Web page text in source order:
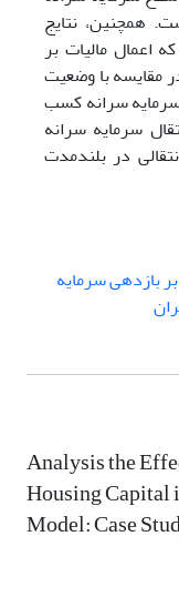
است. همچنین، نتایج
اعمال مالیات بر
با نرخ 4 درصد در مقایسه با وضعیت
سرمایه سرانه کسب
سرمایه سرانه
در بلندمدت
بازدهی سرمایه
Analysis the
Housing
Model: Case